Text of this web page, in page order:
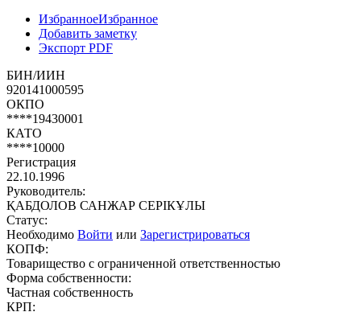
ИзбранноеИзбранное
Добавить заметку
Экспорт PDF
БИН/ИИН
920141000595
ОКПО
****19430001
КАТО
****10000
Регистрация
22.10.1996
Руководитель:
ҚАБДОЛОВ САНЖАР СЕРІКҰЛЫ
Статус:
Необходимо Войти или Зарегистрироваться
КОПФ:
Товарищество с ограниченной ответственностью
Форма собственности:
Частная собственность
КРП: